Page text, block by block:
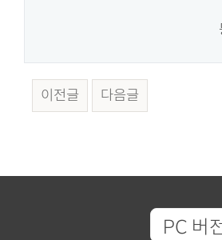
이전글 다음글
PC 버